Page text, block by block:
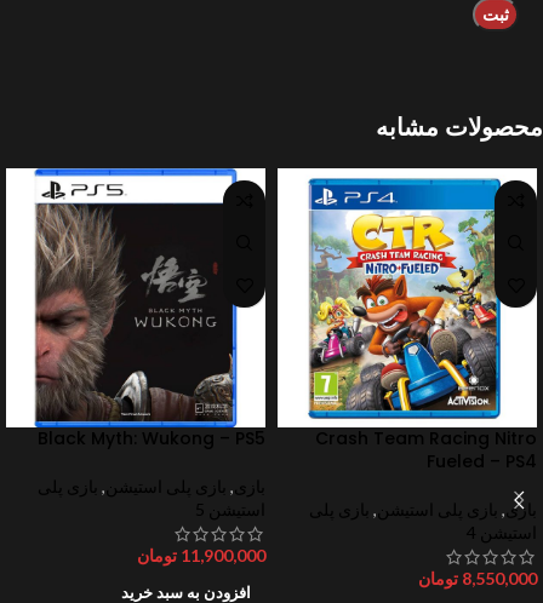
محصولات مشابه
Crash Team Racing Nitro
Fueled – PS4
بازی, بازی پلی استیشن , بازی پلی
استیشن 4
8,550,000 تومان
Black Myth: Wukong – PS5
بازی, بازی پلی استیشن , بازی پلی
استیشن 5
11,900,000 تومان
افزودن به سبد خرید